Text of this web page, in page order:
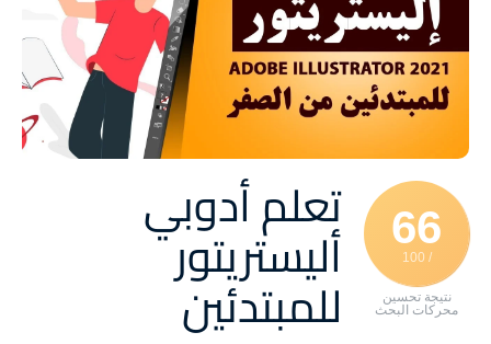
66
/ 100
نتيجة تحسين
محركات البحث
تعلم أدوبي
أليستريتور
للمبتدئين